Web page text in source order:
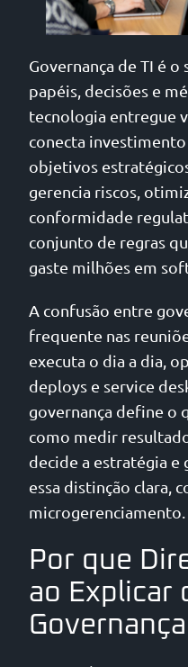
Governança de TI é o
papéis, decisões e
tecnologia entregue
conecta
objetivos
gerencia riscos,
conformidade
conjunto de regras
gaste milhões em
A confusão entre
frequente nas
executa o dia a dia,
deploys e service
governança define o
como medir
decide a estratégia e
essa distinção clara,
microgerenciamento.
Por que
ao Explicar
Governança